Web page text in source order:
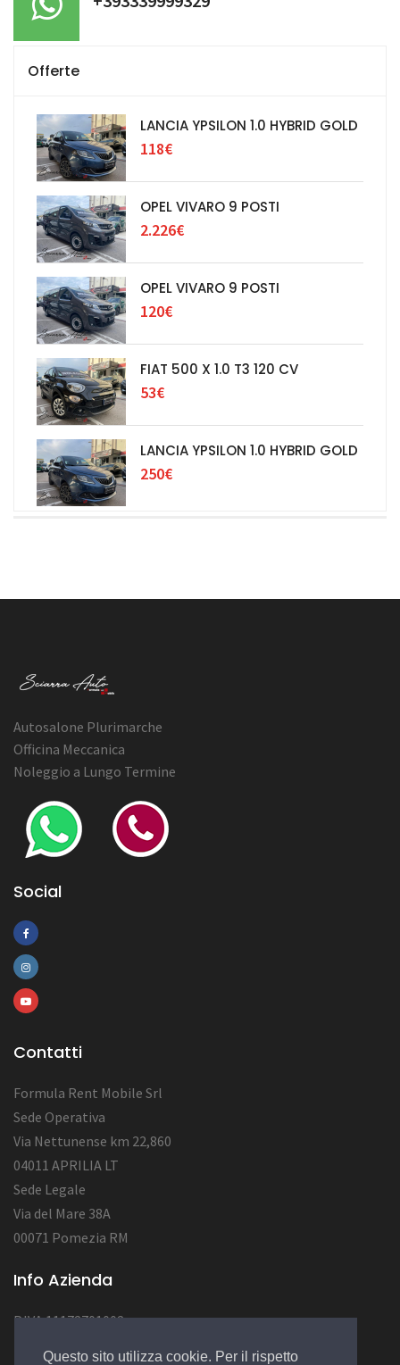
Questo sito utilizza cookie. Per il rispetto
Offerte
LANCIA YPSILON 1.0 HYBRID GOLD
118€
OPEL VIVARO 9 POSTI
2.226€
OPEL VIVARO 9 POSTI
120€
FIAT 500 X 1.0 T3 120 CV
53€
LANCIA YPSILON 1.0 HYBRID GOLD
250€
Autosalone Plurimarche
Officina Meccanica
Noleggio a Lungo Termine
Social
Contatti
Formula Rent Mobile Srl
Sede Operativa
Via Nettunense km 22,860
04011 APRILIA LT
Sede Legale
Via del Mare 38A
00071 Pomezia RM
Info Azienda
P.IVA 11172701002